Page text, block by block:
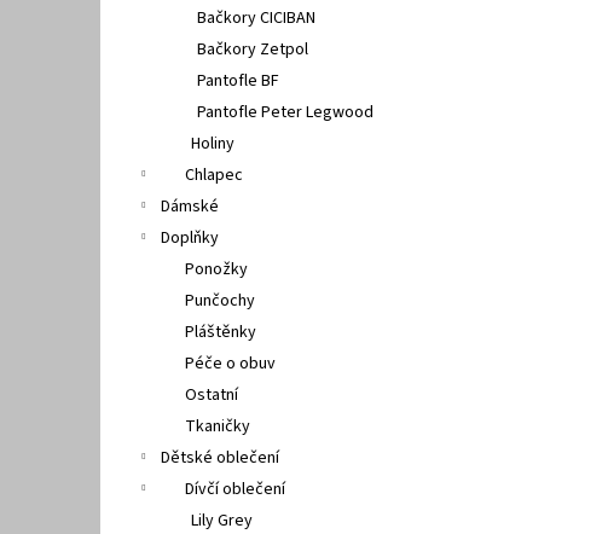
Bačkory CICIBAN
Bačkory Zetpol
Pantofle BF
Pantofle Peter Legwood
Holiny
Chlapec
Dámské
Doplňky
Ponožky
Punčochy
Pláštěnky
Péče o obuv
Ostatní
Tkaničky
Dětské oblečení
Dívčí oblečení
Lily Grey